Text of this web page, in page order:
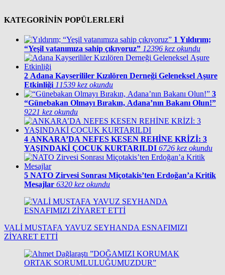
KATEGORİNİN POPÜLERLERİ
1 Yıldırım;
“Yeşil vatanımıza sahip çıkıyoruz” 12396 kez okundu
2 Adana Kayserililer Kızılören Derneği Geleneksel Aşure
Etkinliği 11539 kez okundu
3
“Günebakan Olmayı Bırakın, Adana’nın Bakanı Olun!”
9221 kez okundu
4 ANKARA’DA NEFES KESEN REHİNE KRİZİ: 3
YAŞINDAKİ ÇOCUK KURTARILDI 6726 kez okundu
5 NATO Zirvesi Sonrası Miçotakis’ten Erdoğan’a Kritik
Mesajlar 6320 kez okundu
VALİ MUSTAFA YAVUZ SEYHANDA ESNAFIMIZI
ZİYARET ETTİ